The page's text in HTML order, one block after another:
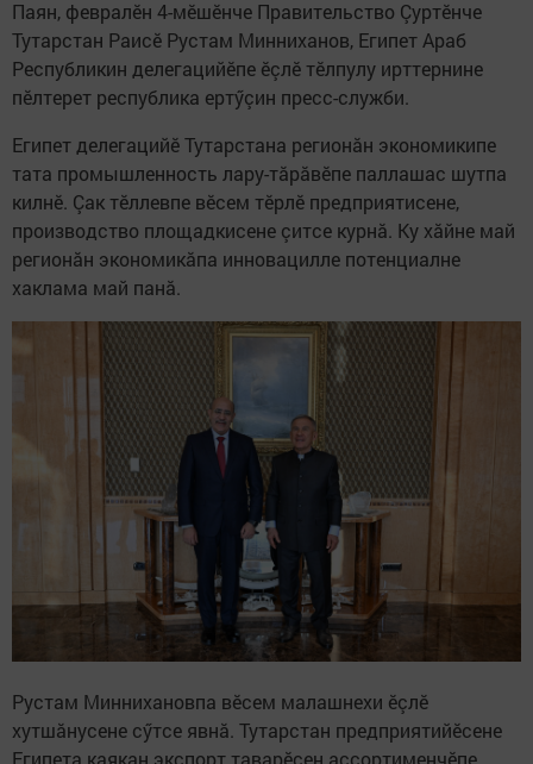
Паян, февралӗн 4-мӗшӗнче Правительство Çуртӗнче
Тутарстан Раисӗ Рустам Минниханов, Египет Араб
Республикин делегацийӗпе ӗçлӗ тӗлпулу ирттернине
пӗлтерет республика ертӳçин пресс-служби.
Египет делегацийӗ Тутарстана регионăн экономикипе
тата промышленность лару-тăрăвӗпе паллашас шутпа
килнӗ. Çак тӗллевпе вӗсем тӗрлӗ предприятисене,
производство площадкисене çитсе курнă. Ку хăйне май
регионăн экономикăпа инновацилле потенциалне
хаклама май панă.
Рустам Миннихановпа вӗсем малашнехи ӗçлӗ
хутшăнусене сӳтсе явнă. Тутарстан предприятийӗсене
Египета каякан экспорт таварӗсен ассортименчӗпе